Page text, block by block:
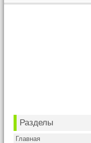
Разделы
Главная